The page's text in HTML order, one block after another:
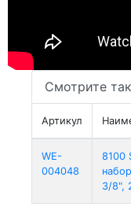
Смотрите
Артикул
WE-
004048
8100
3/8",